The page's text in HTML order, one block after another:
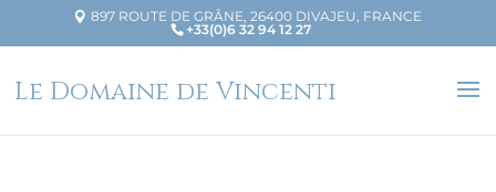
897 ROUTE DE GRÂNE, 26400 DIVAJEU, FRANCE
+33(0)6 32 94 12 27
Le Domaine de Vincenti